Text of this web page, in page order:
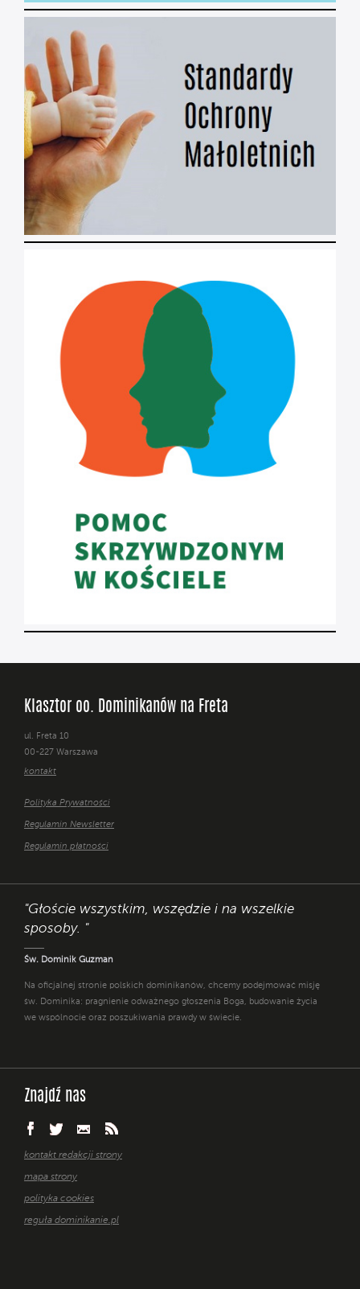
Klasztor oo. Dominikanów na Freta
ul. Freta 10
00-227 Warszawa
kontakt
Polityka Prywatności
Regulamin Newsletter
Regulamin płatności
"Głoście wszystkim, wszędzie i na wszelkie
sposoby. "
Św. Dominik Guzman
Na oficjalnej stronie polskich dominikanów, chcemy podejmować misję
św. Dominika: pragnienie odważnego głoszenia Boga, budowanie życia
we wspólnocie oraz poszukiwania prawdy w świecie.
Znajdź nas
kontakt redakcji strony
mapa strony
polityka cookies
reguła dominikanie.pl